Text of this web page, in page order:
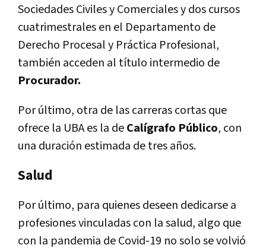
Sociedades Civiles y Comerciales y dos cursos
cuatrimestrales en el Departamento de
Derecho Procesal y Práctica Profesional,
también acceden al título intermedio de
Procurador.
Por último, otra de las carreras cortas que
ofrece la UBA es la deCalígrafo Público, con
una duración estimada de tres años.
Salud
Por último, para quienes deseen dedicarse a
profesiones vinculadas con la salud, algo que
con la pandemia de Covid-19 no solo se volvió